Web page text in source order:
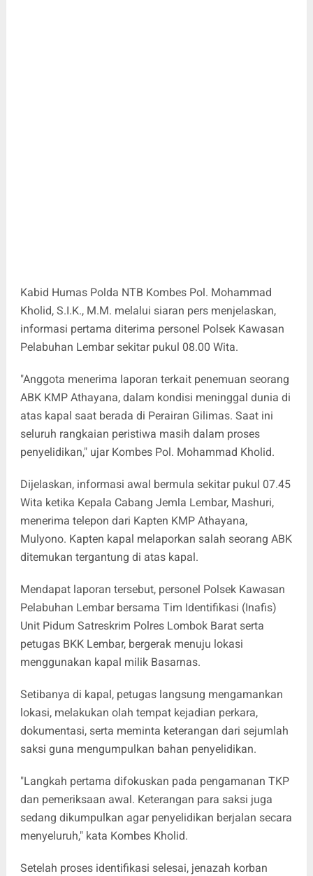
Kabid Humas Polda NTB Kombes Pol. Mohammad
Kholid, S.I.K., M.M. melalui siaran pers menjelaskan,
informasi pertama diterima personel Polsek Kawasan
Pelabuhan Lembar sekitar pukul 08.00 Wita.
"Anggota menerima laporan terkait penemuan seorang
ABK KMP Athayana, dalam kondisi meninggal dunia di
atas kapal saat berada di Perairan Gilimas. Saat ini
seluruh rangkaian peristiwa masih dalam proses
penyelidikan," ujar Kombes Pol. Mohammad Kholid.
Dijelaskan, informasi awal bermula sekitar pukul 07.45
Wita ketika Kepala Cabang Jemla Lembar, Mashuri,
menerima telepon dari Kapten KMP Athayana,
Mulyono. Kapten kapal melaporkan salah seorang ABK
ditemukan tergantung di atas kapal.
Mendapat laporan tersebut, personel Polsek Kawasan
Pelabuhan Lembar bersama Tim Identifikasi (Inafis)
Unit Pidum Satreskrim Polres Lombok Barat serta
petugas BKK Lembar, bergerak menuju lokasi
menggunakan kapal milik Basarnas.
Setibanya di kapal, petugas langsung mengamankan
lokasi, melakukan olah tempat kejadian perkara,
dokumentasi, serta meminta keterangan dari sejumlah
saksi guna mengumpulkan bahan penyelidikan.
"Langkah pertama difokuskan pada pengamanan TKP
dan pemeriksaan awal. Keterangan para saksi juga
sedang dikumpulkan agar penyelidikan berjalan secara
menyeluruh," kata Kombes Kholid.
Setelah proses identifikasi selesai, jenazah korban